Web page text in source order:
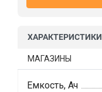
ХАРАКТЕРИСТИКИ
МАГАЗИНЫ
Емкость, Ач